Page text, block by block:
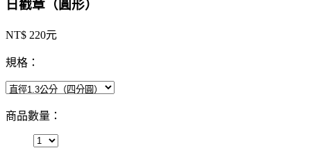
日戳章（圓形）
NT$ 220元
規格：
商品數量：